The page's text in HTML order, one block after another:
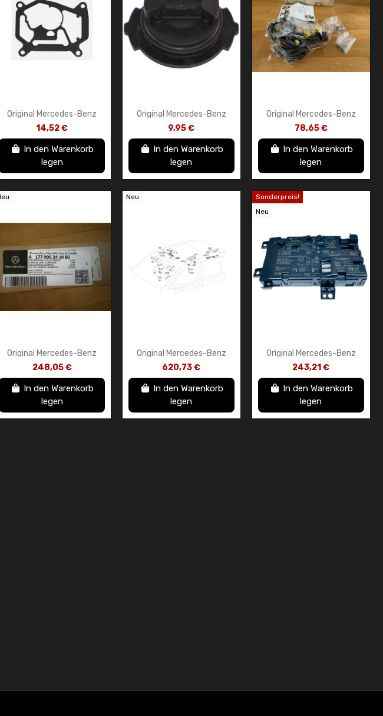
Original Mercedes-Benz
Vakuumpumpendichtung –
OEM A2700160080 –
14,52 €
In den Warenkorb
legen
Original Mercedes-Benz
9G-TRONIC Getriebeöl-
Ablassschraube –
9,95 €
In den Warenkorb
legen
Original Mercedes-Benz
Wasserpumpen- und
Thermostatbaugruppe
78,65 €
In den Warenkorb
legen
Original Mercedes-Benz
Steuergerät (ECU) NEU –
A177900241080
248,05 €
In den Warenkorb
legen
Neu
Original Mercedes-Benz
Innenspiegel A2538104402
1B88
620,73 €
In den Warenkorb
legen
Sonderpreis!
Neu
Original Mercedes-Benz
Steuergerät (ECU)
A205900664965
243,21 €
In den Warenkorb
legen